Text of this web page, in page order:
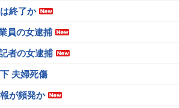
終了か
員の女逮捕
者の女逮捕
夫婦死傷
が頻発か